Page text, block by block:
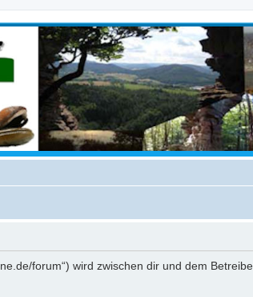
forum“) wird zwischen dir und dem